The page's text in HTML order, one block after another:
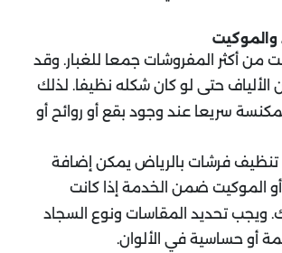
من أكثر المفروشات جمعا للغبار. وقد
الألياف حتى لو كان شكله نظيفا. لذلك
سريعا عند وجود بقع أو روائح أو
فرشات بالرياض يمكن إضافة
الموكيت ضمن الخدمة إذا كانت
ويجب تحديد المقاسات ونوع السجاد
أو حساسية في الألوان.